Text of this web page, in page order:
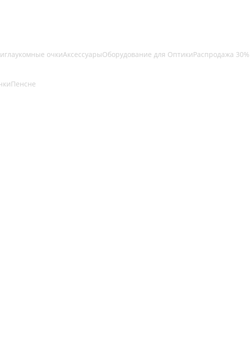
очкиАксессуарыОборудование для ОптикиРаспродажа 30%
Пенсне